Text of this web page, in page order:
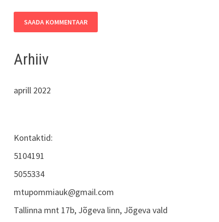
Arhiiv
aprill 2022
Kontaktid:
5104191
5055334
mtupommiauk@gmail.com
Tallinna mnt 17b, Jõgeva linn, Jõgeva vald